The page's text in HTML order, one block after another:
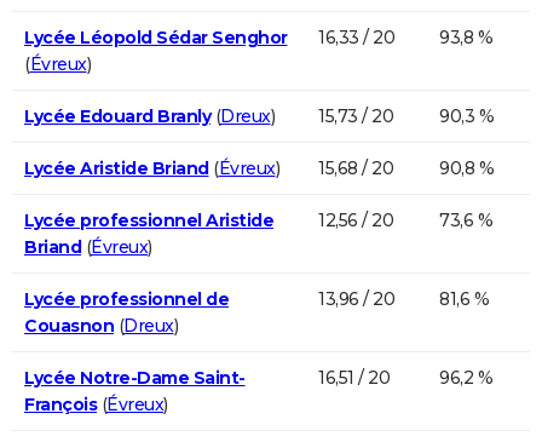
Lycée Léopold Sédar Senghor
(Évreux)
16,33 / 20 93,8 %
Lycée Edouard Branly(Dreux) 15,73 / 20 90,3 %
Lycée Aristide Briand(Évreux) 15,68 / 20 90,8 %
Lycée professionnel Aristide
Briand(Évreux)
12,56 / 20 73,6 %
Lycée professionnel de
Couasnon (Dreux)
13,96 / 20 81,6 %
Lycée Notre-Dame Saint-
François(Évreux)
16,51 / 20 96,2 %